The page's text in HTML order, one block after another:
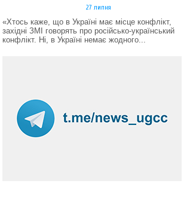
27 липня
«Хтось каже, що в Україні має місце конфлікт,
західні ЗМІ говорять про російсько-український
конфлікт. Ні, в Україні немає жодного...